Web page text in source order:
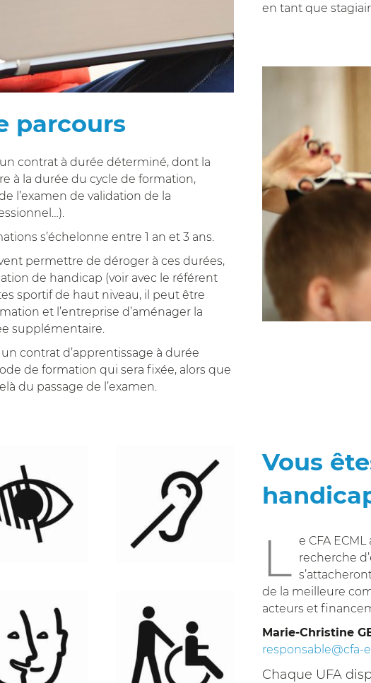
parcours
contrat à durée déterminé, dont la
à la durée du cycle de formation,
l’examen de validation de la
s’échelonne entre 1 an et 3 ans.
permettre de déroger à ces durées,
de handicap (voir avec le référent
sportif de haut niveau, il peut être
et l’entreprise d’aménager la
supplémentaire.
contrat d’apprentissage à durée
de formation qui sera fixée, alors que
du passage de l’examen.
en tant que
Vous
L e CFA
recherche
de la meilleure
acteurs et
Marie-Christine
responsable@cfa-
Chaque UFA